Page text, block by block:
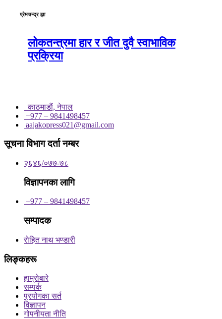
प्रेमचन्द्र झा
लोकतन्त्रमा हार र जीत दुवै स्वाभाविक
प्रक्रिया
काठमाडाैं, नेपाल
+977 – 9841498457
aajakopress021@gmail.com
सूचना विभाग दर्ता नम्बर
२६४६/०७७-७८
विज्ञापनका लागि
+977 – 9841498457
सम्पादक
रोहित नाथ भण्डारी
लिङ्कहरू
हाम्रोबारे
सम्पर्क
प्रयोगका सर्त
विज्ञापन
गोपनीयता नीति